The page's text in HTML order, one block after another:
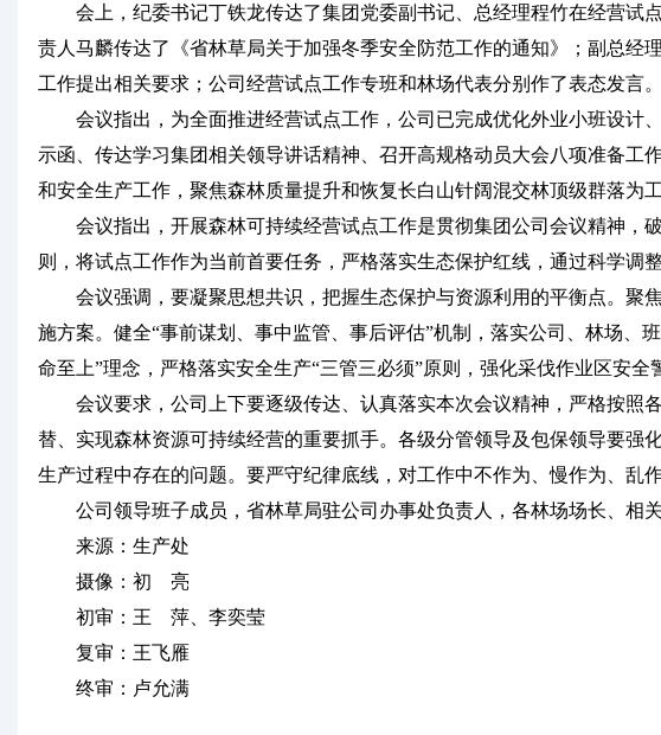
会上，纪委书记丁铁龙传达了集团党委副书记、总经理程竹在经营试
责人马麟传达了《省林草局关于加强冬季安全防范工作的通知》；副总
工作提出相关要求；公司经营试点工作专班和林场代表分别作了表态发言
会议指出，为全面推进经营试点工作，公司已完成优化外业小班设计
示函、传达学习集团相关领导讲话精神、召开高规格动员大会八项准备
和安全生产工作，聚焦森林质量提升和恢复长白山针阔混交林顶级群落为
会议指出，开展森林可持续经营试点工作是贯彻集团公司会议精神，破
则，将试点工作作为当前首要任务，严格落实生态保护红线，通过科学调
会议强调，要凝聚思想共识，把握生态保护与资源利用的平衡点。聚
施方案。健全“事前谋划、事中监管、事后评估”机制，落实公司、林场、
命至上”理念，严格落实安全生产“三管三必须”原则，强化采伐作业区安
会议要求，公司上下要逐级传达、认真落实本次会议精神，严格按照
替、实现森林资源可持续经营的重要抓手。各级分管领导及包保领导要
生产过程中存在的问题。要严守纪律底线，对工作中不作为、慢作为、乱
公司领导班子成员，省林草局驻公司办事处负责人，各林场场长、相关
来源：生产处
摄像：初 亮
初审：王 萍、李奕莹
复审：王飞雁
终审：卢允满